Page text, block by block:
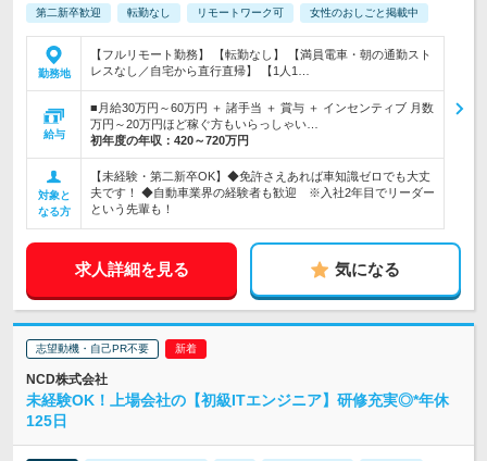
第二新卒歓迎 転勤なし リモートワーク可 女性のおしごと掲載中
勤務地
【フルリモート勤務】 【転勤なし】 【満員電車・朝の通勤スト
レスなし／自宅から直行直帰】 【1人1…
給与
■月給30万円～60万円 ＋ 諸手当 ＋ 賞与 ＋ インセンティブ 月数
万円～20万円ほど稼ぐ方もいらっしゃい…
初年度の年収： 420～720万円
対象と
なる方
【未経験・第二新卒OK】◆免許さえあれば車知識ゼロでも大丈
夫です！ ◆自動車業界の経験者も歓迎 ※入社2年目でリーダー
という先輩も！
求人詳細を見る 気になる
志望動機・自己PR不要
NCD株式会社
未経験OK！上場会社の【初級ITエンジニア】研修充実◎*年休
125日